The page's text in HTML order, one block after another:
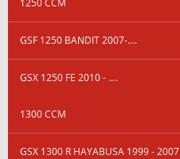
GSF 1250 BANDIT 2007-....
GSX 1250 FE 2010 - ....
1300 CCM
GSX 1300 R HAYABUSA 1999 - 2007